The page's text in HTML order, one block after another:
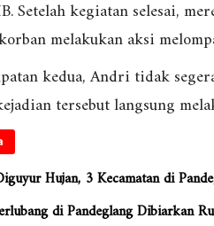
Setelah kegiatan selesai,
melakukan aksi
kedua, Andri tidak
tersebut langsung
Hujan, 3 Kecamatan di
di Pandeglang Dibiarkan